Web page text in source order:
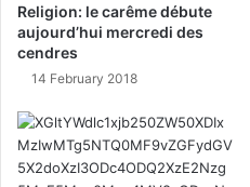
Religion: le carême débute
aujourd’hui mercredi des
cendres
14 February 2018